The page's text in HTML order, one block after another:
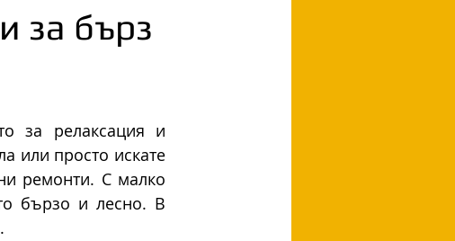
за бърз
за релаксация и
или просто искате
ремонти. С малко
бързо и лесно. В